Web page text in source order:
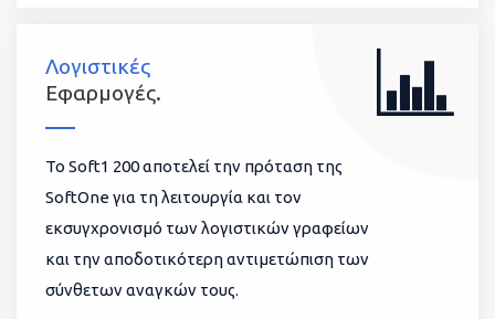
Λογιστικές
Εφαρμογές.
To Soft1 200 αποτελεί την πρόταση της
SoftOne για τη λειτουργία και τον
εκσυγχρονισμό των λογιστικών γραφείων
και την αποδοτικότερη αντιμετώπιση των
σύνθετων αναγκών τους.